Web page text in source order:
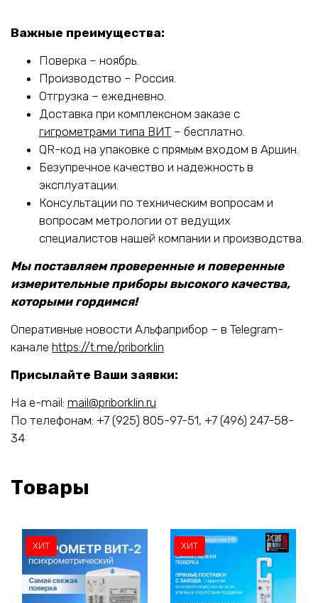
Важные преимущества:
Поверка – ноябрь.
Производство – Россия.
Отгрузка – ежедневно.
Доставка при комплексном заказе с
гигрометрами типа ВИТ – бесплатно.
QR-код на упаковке с прямым входом в Аршин.
Безупречное качество и надежность в
эксплуатации.
Консультации по техническим вопросам и
вопросам метрологии от ведущих
специалистов нашей компании и производства.
Мы поставляем проверенные и поверенные
измерительные приборы высокого качества,
которыми гордимся!
Оперативные новости Альфаприбор – в Telegram-
канале https://t.me/priborklin
Присылайте Ваши заявки:
На e-mail: mail@priborklin.ru
По телефонам: +7 (925) 805-97-51, +7 (496) 247-58-
34
Товары
ХИТ ХИТ